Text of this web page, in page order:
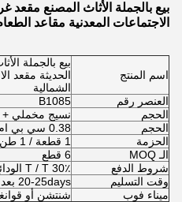
بيع بالجملة الأثاث المصنع مقعد
الاجتماعات المعدنية مقاعد
اسم المنتج
بيع بالجملة
الحديثة مقعد
الشمالية
العنصر رقم
B1085
الحجم
نسيج مخملي + S/S ذهب مطهر
الحجم
0.38 سي بي ام/قطعة
الحزمة
1 قطعة / 1 طن
الـ MOQ
6 قطع
شروط الدفع
T / T 30٪ الودائع ، 70٪ رصيد مدفوع قبل التحميل
وقت التسليم
20-25days بعد استلام الودائع
ميناء فوب
شنتشن أو